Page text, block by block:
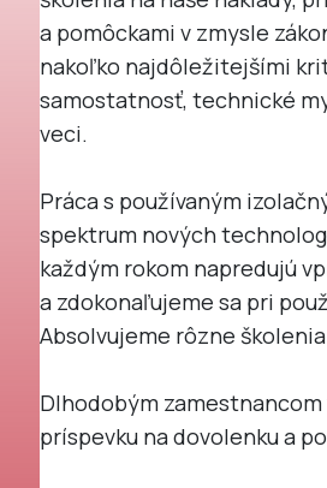
a pomôckami v zmysle
nakoľko najdôležitejšími
samostatnosť, technické
veci.
Práca s používaným
spektrum nových
každým rokom napredujú
a zdokonaľujeme sa pri
Absolvujeme rôzne
Dlhodobým
príspevku na dovolenku a